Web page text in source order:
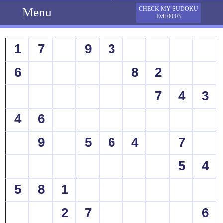
Menu
CHECK MY SUDOKU
Evil 00:03
1 7 9
3
6
8
2
7
4
3
4
6
9
5 6 4
7
5
4
5
8
1
2
7
6